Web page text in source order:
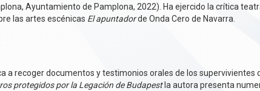
Ayuntamiento de Pamplona, 2022). Ha ejercido la crítica
las artes escénicas El apuntadorde Onda Cero de Navarra.
a recoger documentos y testimonios orales de los supervivientes
protegidos por la Legación de Budapestla autora presenta